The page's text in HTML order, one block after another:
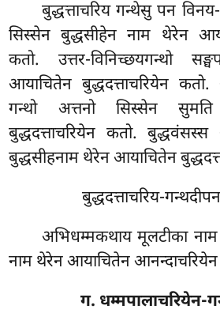
बुद्धत्ताचरिय गन्थेसु पन
सिस्सेन बुद्धसीहेन नाम थेरेन
कतो. उत्तर-विनिच्छयगन्थो
आयाचितेन बुद्धदत्ताचरियेन कतो.
गन्थो अत्तनो सिस्सेन
बुद्धदत्ताचरियेन कतो.
बुद्धसीहनाम थेरेन आयाचितेन
बुद्धदत्ताचरिय-
अभिधम्मकथाय मूलटीका नाम
नाम थेरेन आयाचितेन
ग. धम्मपालाचरियेन-